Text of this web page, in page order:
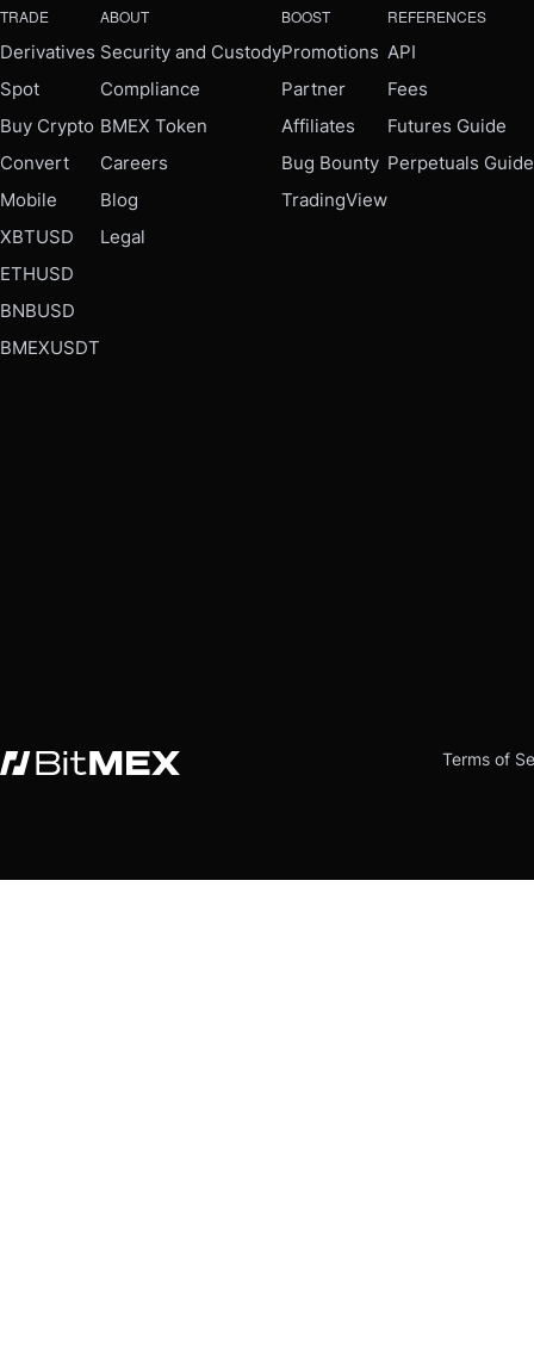
TRADE
Derivatives
Spot
Buy Crypto
Convert
Mobile
XBTUSD
ETHUSD
BNBUSD
BMEXUSDT
ABOUT
Security and Custody
Compliance
BMEX Token
Careers
Blog
Legal
BOOST
Promotions
Partner
Affiliates
Bug Bounty
TradingView
REFERENCES
API
Fees
Futures Guide
Perpetuals Guide
Terms of